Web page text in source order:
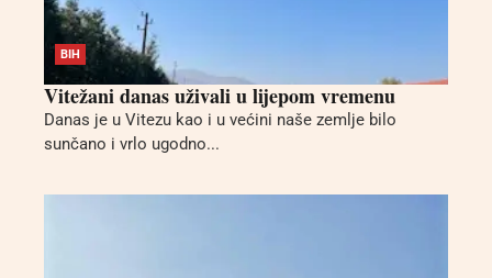
BIH
Vitežani danas uživali u lijepom vremenu
Danas je u Vitezu kao i u većini naše zemlje bilo
sunčano i vrlo ugodno...